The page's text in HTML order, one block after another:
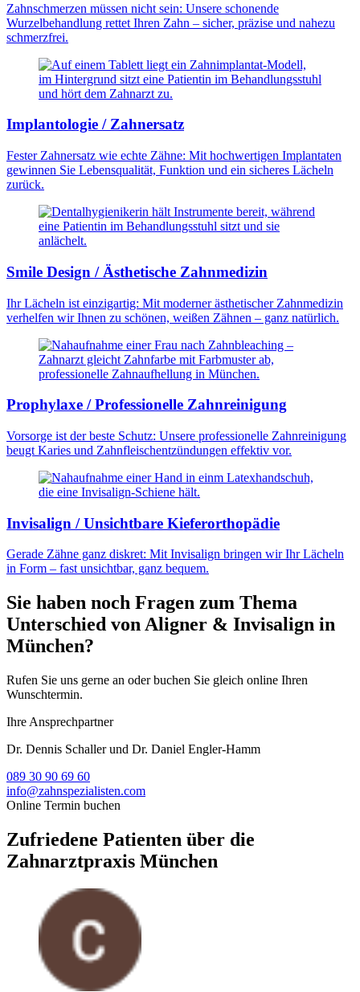
Zahnschmerzen müssen nicht sein: Unsere schonende
Wurzelbehandlung rettet Ihren Zahn – sicher, präzise und nahezu
schmerzfrei.
Implantologie / Zahnersatz
Fester Zahnersatz wie echte Zähne: Mit hochwertigen Implantaten
gewinnen Sie Lebensqualität, Funktion und ein sicheres Lächeln
zurück.
Smile Design / Ästhetische Zahnmedizin
Ihr Lächeln ist einzigartig: Mit moderner ästhetischer Zahnmedizin
verhelfen wir Ihnen zu schönen, weißen Zähnen – ganz natürlich.
Prophylaxe / Professionelle Zahnreinigung
Vorsorge ist der beste Schutz: Unsere professionelle Zahnreinigung
beugt Karies und Zahnfleischentzündungen effektiv vor.
Invisalign / Unsichtbare Kieferorthopädie
Gerade Zähne ganz diskret: Mit Invisalign bringen wir Ihr Lächeln
in Form – fast unsichtbar, ganz bequem.
Sie haben noch Fragen zum Thema
Unterschied von Aligner & Invisalign in
München?
Rufen Sie uns gerne an oder buchen Sie gleich online Ihren
Wunschtermin.
Ihre Ansprechpartner
Dr. Dennis Schaller und Dr. Daniel Engler-Hamm
089 30 90 69 60
info@zahnspezialisten.com
Online Termin buchen
Zufriedene Patienten über die
Zahnarztpraxis München